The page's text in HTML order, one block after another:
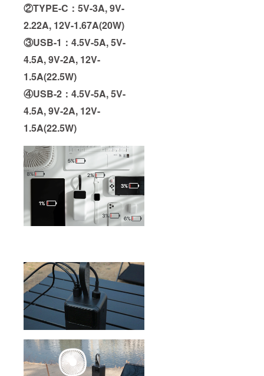
②TYPE-C：5V-3A, 9V-
2.22A, 12V-1.67A(20W)
③USB-1：4.5V-5A, 5V-
4.5A, 9V-2A, 12V-
1.5A(22.5W)
④USB-2：4.5V-5A, 5V-
4.5A, 9V-2A, 12V-
1.5A(22.5W)